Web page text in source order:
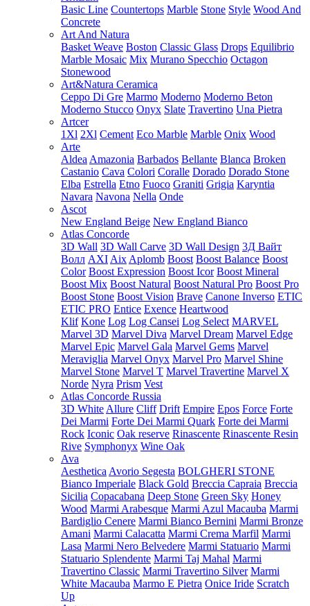
Basic Line Countertops Marble Stone Style Wood And
Concrete
Art And Natura
Basket Weave Boston Classic Glass Drops Equilibrio
Marble Mosaic Mix Murano Specchio Octagon
Stonewood
Art&Natura Ceramica
Ceppo Di Gre Marmo Moderno Moderno Beton
Moderno Stucco Onyx Slate Travertino Una Pietra
Artcer
1Xl 2Xl Cement Eco Marble Marble Onix Wood
Arte
Aldea Amazonia Barbados Bellante Blanca Broken
Castanio Cava Colori Coralle Dorado Dorado Stone
Elba Estrella Etno Fuoco Graniti Grigia Karyntia
Navara Navona Nella Onde
Ascot
New England Beige New England Bianco
Atlas Concorde
3D Wall 3D Wall Carve 3D Wall Design 3Д Вайт
Волл AXI Aix Aplomb Boost Boost Balance Boost
Color Boost Expression Boost Icor Boost Mineral
Boost Mix Boost Natural Boost Natural Pro Boost Pro
Boost Stone Boost Vision Brave Canone Inverso ETIC
ETIC PRO Entice Exence Heartwood
Klif Kone Log Log Cansei Log Select MARVEL
Marvel 3D Marvel Diva Marvel Dream Marvel Edge
Marvel Epic Marvel Gala Marvel Gems Marvel
Meraviglia Marvel Onyx Marvel Pro Marvel Shine
Marvel Stone Marvel T Marvel Travertine Marvel X
Norde Nyra Prism Vest
Atlas Concorde Russia
3D White Allure Cliff Drift Empire Epos Force Forte
Dei Marmi Forte Dei Marmi Quark Forte dei Marmi
Rock Iconic Oak reserve Rinascente Rinascente Resin
Rive Symphonyx Wine Oak
Ava
Aesthetica Avorio Segesta BOLGHERI STONE
Bianco Imperiale Black Gold Breccia Capraia Breccia
Sicilia Copacabana Deep Stone Green Sky Honey
Wood Marmi Arabesque Marmi Azul Macauba Marmi
Bardiglio Cenere Marmi Bianco Bernini Marmi Bronze
Amani Marmi Calacatta Marmi Crema Marfil Marmi
Lasa Marmi Nero Belvedere Marmi Statuario Marmi
Statuario Splendente Marmi Taj Mahal Marmi
Travertino Classic Marmi Travertino Silver Marmi
White Macauba Marmo E Pietra Onice Iride Scratch
Up